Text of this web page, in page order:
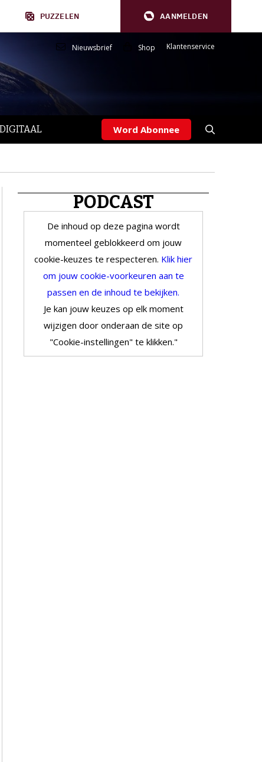
PUZZELEN AANMELDEN
Nieuwsbrief Shop Klantenservice
Word Abonnee
PODCAST
De inhoud op deze pagina wordt
momenteel geblokkeerd om jouw
cookie-keuzes te respecteren. Klik hier
om jouw cookie-voorkeuren aan te
passen en de inhoud te bekijken.
Je kan jouw keuzes op elk moment
wijzigen door onderaan de site op
"Cookie-instellingen" te klikken."